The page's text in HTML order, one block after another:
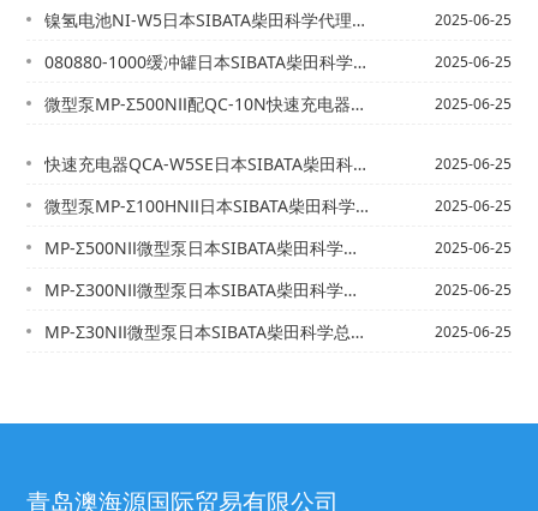
镍氢电池NI-W5日本SIBATA柴田科学代理MP-W5P微型泵专用电池 2025-06-25
080880-1000缓冲罐日本SIBATA柴田科学代理 2025-06-25
微型泵MP-Σ500NⅡ配QC-10N快速充电器日本SIBATA柴田科学代理 2025-06-25
快速充电器QCA-W5SE日本SIBATA柴田科学代理 2025-06-25
微型泵MP-Σ100HNⅡ日本SIBATA柴田科学总代理 2025-06-25
MP-Σ500NⅡ微型泵日本SIBATA柴田科学总代理 2025-06-25
MP-Σ300NⅡ微型泵日本SIBATA柴田科学总代理 2025-06-25
MP-Σ30NⅡ微型泵日本SIBATA柴田科学总代理 2025-06-25
青岛澳海源国际贸易有限公司